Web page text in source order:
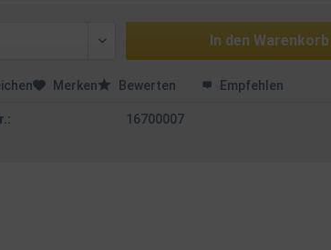
In den Warenkorb
Merken Bewerten Empfehlen
16700007